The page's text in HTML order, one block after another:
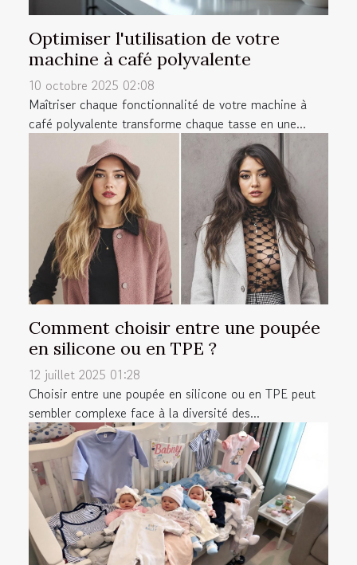
Optimiser l'utilisation de votre
machine à café polyvalente
10 octobre 2025 02:08
Maîtriser chaque fonctionnalité de votre machine à
café polyvalente transforme chaque tasse en une...
Comment choisir entre une poupée
en silicone ou en TPE ?
12 juillet 2025 01:28
Choisir entre une poupée en silicone ou en TPE peut
sembler complexe face à la diversité des...